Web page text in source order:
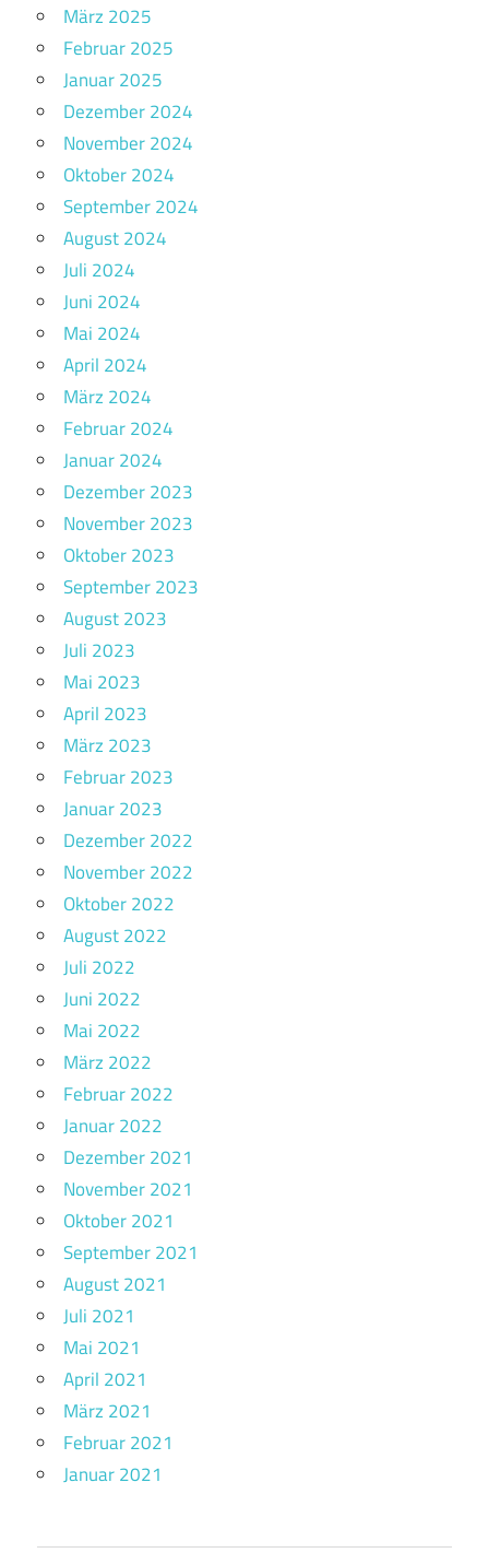
März 2025
Februar 2025
Januar 2025
Dezember 2024
November 2024
Oktober 2024
September 2024
August 2024
Juli 2024
Juni 2024
Mai 2024
April 2024
März 2024
Februar 2024
Januar 2024
Dezember 2023
November 2023
Oktober 2023
September 2023
August 2023
Juli 2023
Mai 2023
April 2023
März 2023
Februar 2023
Januar 2023
Dezember 2022
November 2022
Oktober 2022
August 2022
Juli 2022
Juni 2022
Mai 2022
März 2022
Februar 2022
Januar 2022
Dezember 2021
November 2021
Oktober 2021
September 2021
August 2021
Juli 2021
Mai 2021
April 2021
März 2021
Februar 2021
Januar 2021